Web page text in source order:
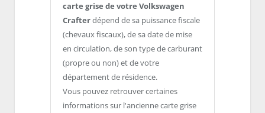
carte grise de votre Volkswagen
Crafterdépend de sa puissance fiscale
(chevaux fiscaux), de sa date de mise
en circulation, de son type de carburant
(propre ou non) et de votre
département de résidence.
Vous pouvez retrouver certaines
informations sur l'ancienne carte grise